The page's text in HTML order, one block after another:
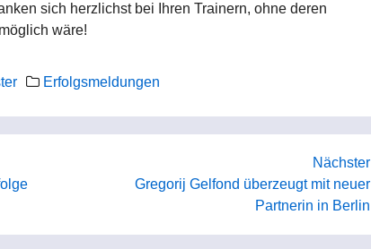
sich herzlichst bei Ihren Trainern, ohne deren
wäre!
Erfolgsmeldungen
Nächster
Gregorij Gelfond überzeugt mit neuer
Partnerin in Berlin